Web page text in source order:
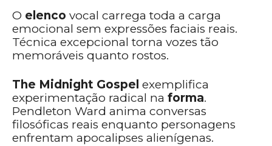
O elenco vocal carrega toda a carga
emocional sem expressões faciais reais.
Técnica excepcional torna vozes tão
memoráveis quanto rostos.
The Midnight Gospel exemplifica
experimentação radical na forma.
Pendleton Ward anima conversas
filosóficas reais enquanto personagens
enfrentam apocalipses alienígenas.